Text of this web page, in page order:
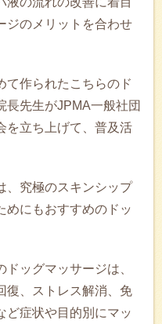
ジのメリットを合わせ
て作られたこちらのド
長先生がJPMA一般社団
を立ち上げて、普及活
、究極のスキンシップ
めにもおすすめのドッ
ッグマッサージは、
復、ストレス解消、免
ど症状や目的別にマッ